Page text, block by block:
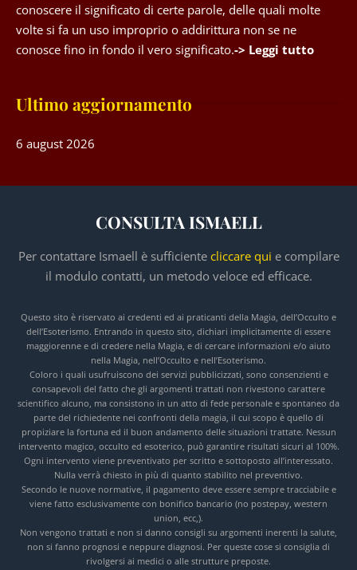
conoscere il significato di certe parole, delle quali molte
volte si fa un uso improprio o addirittura non se ne
conosce fino in fondo il vero significato.-> Leggi tutto
Ultimo aggiornamento
6 august 2026
CONSULTA ISMAELL
Per contattare Ismaell è sufficiente cliccare qui e compilare
il modulo contatti, un metodo veloce ed efficace.
Questo sito è riservato ai credenti ed ai praticanti della Magia, dell’Occulto e
dell’Esoterismo. Entrando in questo sito, dichiari implicitamente di essere
maggiorenne e di credere nella Magia, e di cercare informazioni e/o aiuto
nella Magia, nell’Occulto e nell’Esoterismo.
Coloro i quali usufruiscono dei servizi pubblicizzati, sono consenzienti e
consapevoli del fatto che gli argomenti trattati non rivestono carattere
scientifico alcuno, ma consistono in un atto di fede personale e spontaneo da
parte del richiedente nei confronti della magia, il cui scopo è quello di
propiziare la fortuna ed il buon andamento delle situazioni trattate. Nessun
intervento magico, occulto ed esoterico, può garantire risultati sicuri al 100%.
Ogni intervento viene preventivato per scritto e sottoposto all’interessato.
Nulla verrà chiesto in più di quanto stabilito nel preventivo.
Secondo le nuove normative, il pagamento deve essere sempre tracciabile e
viene fatto esclusivamente con bonifico bancario (no postepay, western
union, ecc,).
Non vengono trattati e non si danno consigli su argomenti inerenti la salute,
non si fanno prognosi e neppure diagnosi. Per queste cose si consiglia di
rivolgersi ai medici o alle strutture preposte.